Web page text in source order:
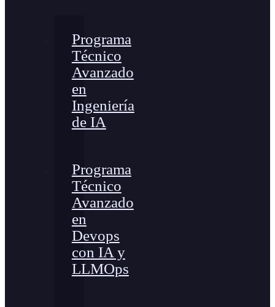
Programa
Técnico
Avanzado
en
Ingeniería
de IA
Programa
Técnico
Avanzado
en
Devops
con IA y
LLMOps